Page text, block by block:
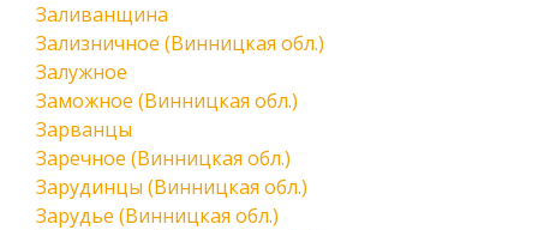
Заливанщина
Зализничное (Винницкая обл.)
Залужное
Заможное (Винницкая обл.)
Зарванцы
Заречное (Винницкая обл.)
Зарудинцы (Винницкая обл.)
Зарудье (Винницкая обл.)